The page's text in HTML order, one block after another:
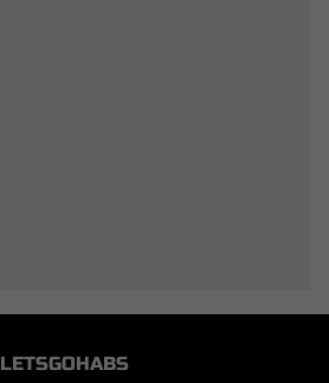
LETSGOHABS